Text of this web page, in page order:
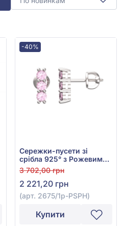
-40%
Сережки-пусети зі
срібла 925° з Рожевим
Сапфіром, арт. 2675/1р-
PSPH
3 702,00 грн
2 221,20 грн
(арт. 2675/1р-PSPH)
Купити